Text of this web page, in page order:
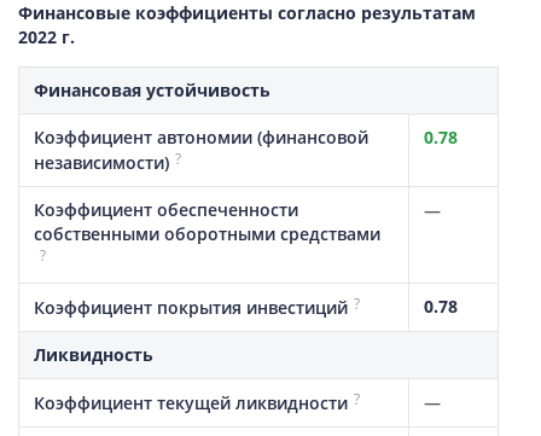
Финансовые коэффициенты согласно результатам
2022 г.
Финансовая устойчивость
Коэффициент автономии (финансовой
независимости) ?
0.78
Коэффициент обеспеченности
собственными оборотными средствами
?
—
Коэффициент покрытия инвестиций ? 0.78
Ликвидность
Коэффициент текущей ликвидности ? —